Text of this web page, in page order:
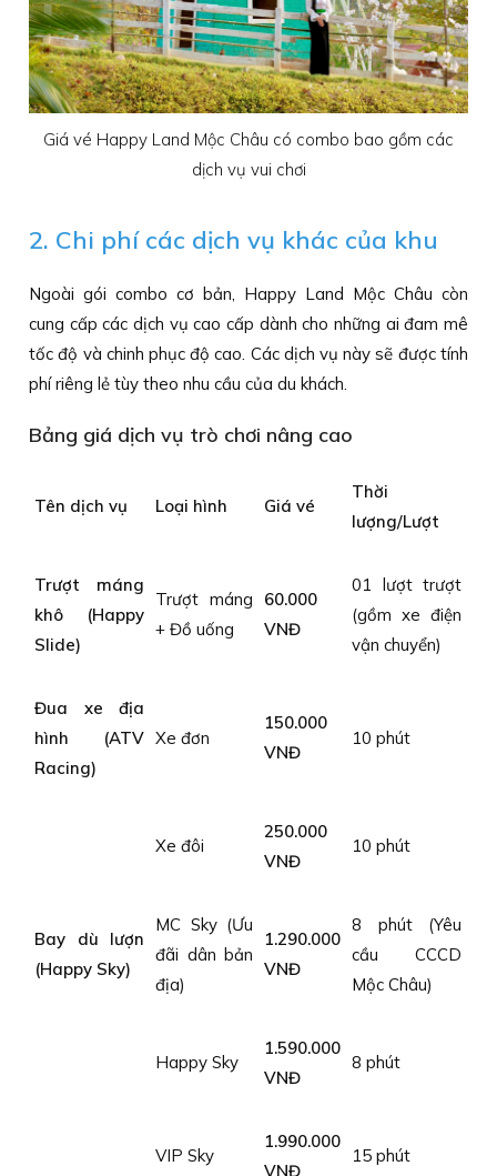
Giá vé Happy Land Mộc Châu có combo bao gồm các
dịch vụ vui chơi
2. Chi phí các dịch vụ khác của khu
Ngoài gói combo cơ bản, Happy Land Mộc Châu còn
cung cấp các dịch vụ cao cấp dành cho những ai đam mê
tốc độ và chinh phục độ cao. Các dịch vụ này sẽ được tính
phí riêng lẻ tùy theo nhu cầu của du khách.
Bảng giá dịch vụ trò chơi nâng cao
Tên dịch vụ Loại hình Giá vé
Thời
lượng/Lượt
Trượt máng
khô (Happy
Slide)
Trượt máng
+ Đồ uống
60.000
VNĐ
01 lượt trượt
(gồm xe điện
vận chuyển)
Đua xe địa
hình (ATV
Racing)
Xe đơn
150.000
VNĐ
10 phút
Xe đôi
250.000
VNĐ
10 phút
Bay dù lượn
(Happy Sky)
MC Sky (Ưu
đãi dân bản
địa)
1.290.000
VNĐ
8 phút (Yêu
cầu CCCD
Mộc Châu)
Happy Sky
1.590.000
VNĐ
8 phút
VIP Sky
1.990.000
VNĐ
15 phút